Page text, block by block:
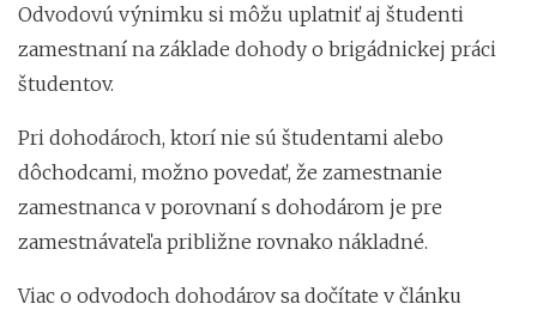
Odvodovú výnimku si môžu uplatniť aj študenti
zamestnaní na základe dohody o brigádnickej práci
študentov.
Pri dohodároch, ktorí nie sú študentami alebo
dôchodcami, možno povedať, že zamestnanie
zamestnanca v porovnaní s dohodárom je pre
zamestnávateľa približne rovnako nákladné.
Viac o odvodoch dohodárov sa dočítate v článku